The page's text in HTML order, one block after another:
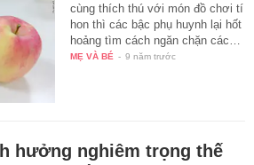
cùng thích thú với món đồ chơi tí
hon thì các bậc phụ huynh lại hốt
hoảng tìm cách ngăn chặn các…
MẸ VÀ BÉ - 9 năm trước
hưởng nghiêm trọng thế